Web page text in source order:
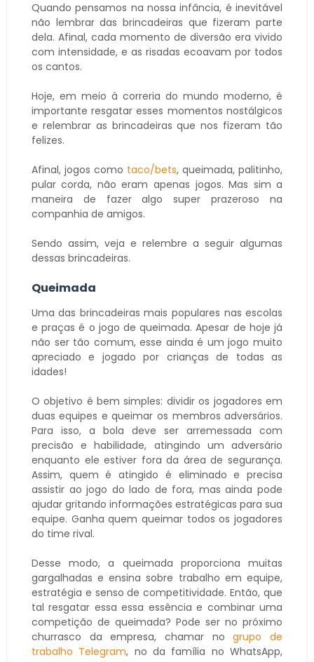
Quando pensamos na nossa infância, é inevitável
não lembrar das brincadeiras que fizeram parte
dela. Afinal, cada momento de diversão era vivido
com intensidade, e as risadas ecoavam por todos
os cantos.
Hoje, em meio à correria do mundo moderno, é
importante resgatar esses momentos nostálgicos
e relembrar as brincadeiras que nos fizeram tão
felizes.
Afinal, jogos como taco/bets, queimada, palitinho,
pular corda, não eram apenas jogos. Mas sim a
maneira de fazer algo super prazeroso na
companhia de amigos.
Sendo assim, veja e relembre a seguir algumas
dessas brincadeiras.
Queimada
Uma das brincadeiras mais populares nas escolas
e praças é o jogo de queimada. Apesar de hoje já
não ser tão comum, esse ainda é um jogo muito
apreciado e jogado por crianças de todas as
idades!
O objetivo é bem simples: dividir os jogadores em
duas equipes e queimar os membros adversários.
Para isso, a bola deve ser arremessada com
precisão e habilidade, atingindo um adversário
enquanto ele estiver fora da área de segurança.
Assim, quem é atingido é eliminado e precisa
assistir ao jogo do lado de fora, mas ainda pode
ajudar gritando informações estratégicas para sua
equipe. Ganha quem queimar todos os jogadores
do time rival.
Desse modo, a queimada proporciona muitas
gargalhadas e ensina sobre trabalho em equipe,
estratégia e senso de competitividade. Então, que
tal resgatar essa essa essência e combinar uma
competição de queimada? Pode ser no próximo
churrasco da empresa, chamar nogrupo de
trabalho Telegram, no da família no WhatsApp,